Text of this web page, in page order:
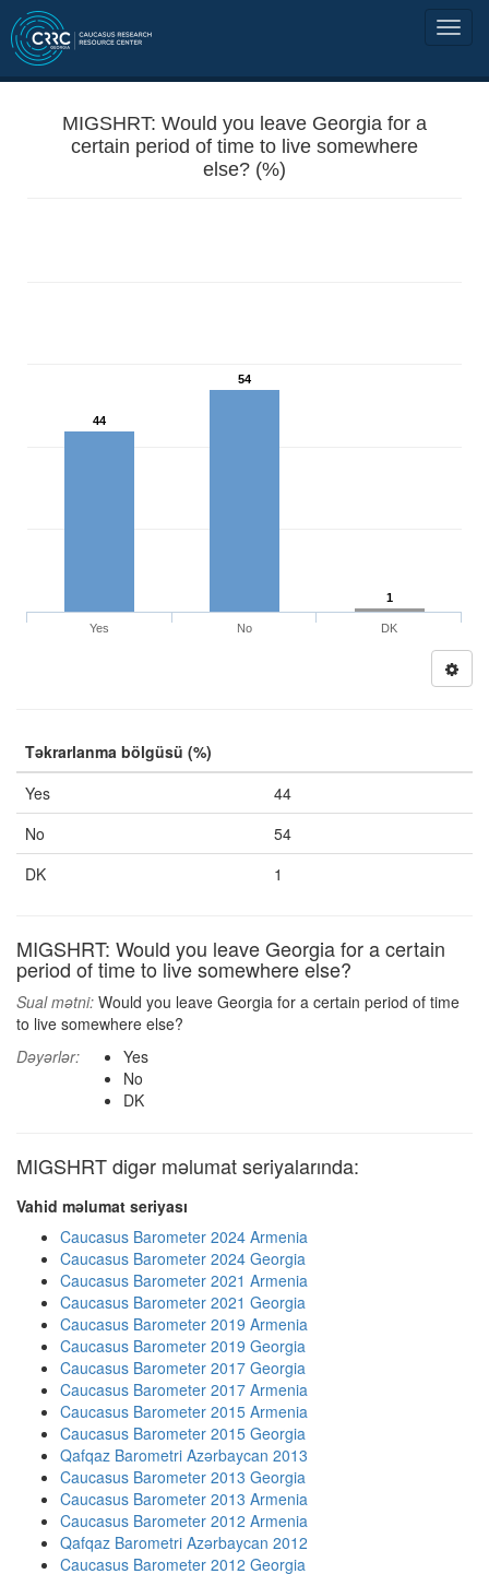
MIGSHRT: Would you leave Georgia for a
certain period of time to live somewhere
else? (%)
44
54
1
Yes No DK
Təkrarlanma bölgüsü (%)
Yes
44
No
54
DK
1
MIGSHRT: Would you leave Georgia for a certain
period of time to live somewhere else?
Sual mətni: Would you leave Georgia for a certain period of time
to live somewhere else?
Dəyərlər:
Yes
No
DK
MIGSHRT digər məlumat seriyalarında:
Vahid məlumat seriyası
Caucasus Barometer 2024 Armenia
Caucasus Barometer 2024 Georgia
Caucasus Barometer 2021 Armenia
Caucasus Barometer 2021 Georgia
Caucasus Barometer 2019 Armenia
Caucasus Barometer 2019 Georgia
Caucasus Barometer 2017 Georgia
Caucasus Barometer 2017 Armenia
Caucasus Barometer 2015 Armenia
Caucasus Barometer 2015 Georgia
Qafqaz Barometri Azərbaycan 2013
Caucasus Barometer 2013 Georgia
Caucasus Barometer 2013 Armenia
Caucasus Barometer 2012 Armenia
Qafqaz Barometri Azərbaycan 2012
Caucasus Barometer 2012 Georgia